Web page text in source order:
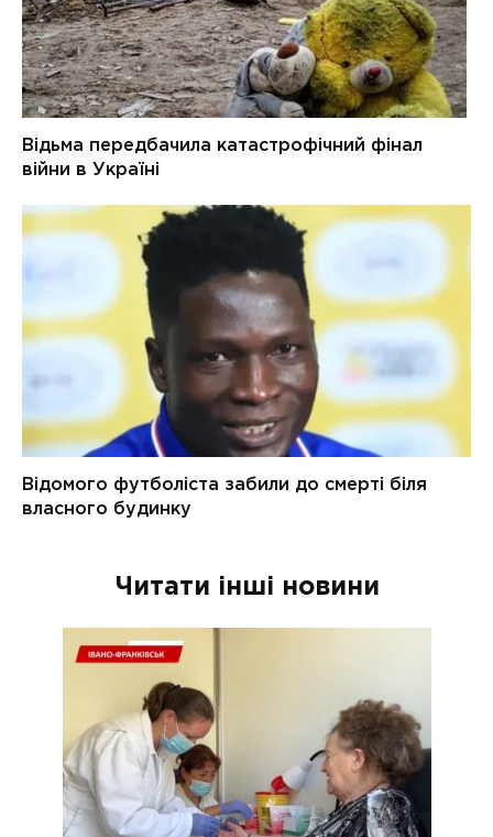
Читати інші новини